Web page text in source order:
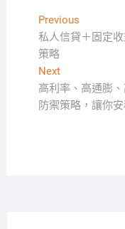
文
章
導
覽
PreviousPrevious
post:
私人信貸＋固定
策略
NextNext
post:
高利率、高通膨
防禦策略，讓你